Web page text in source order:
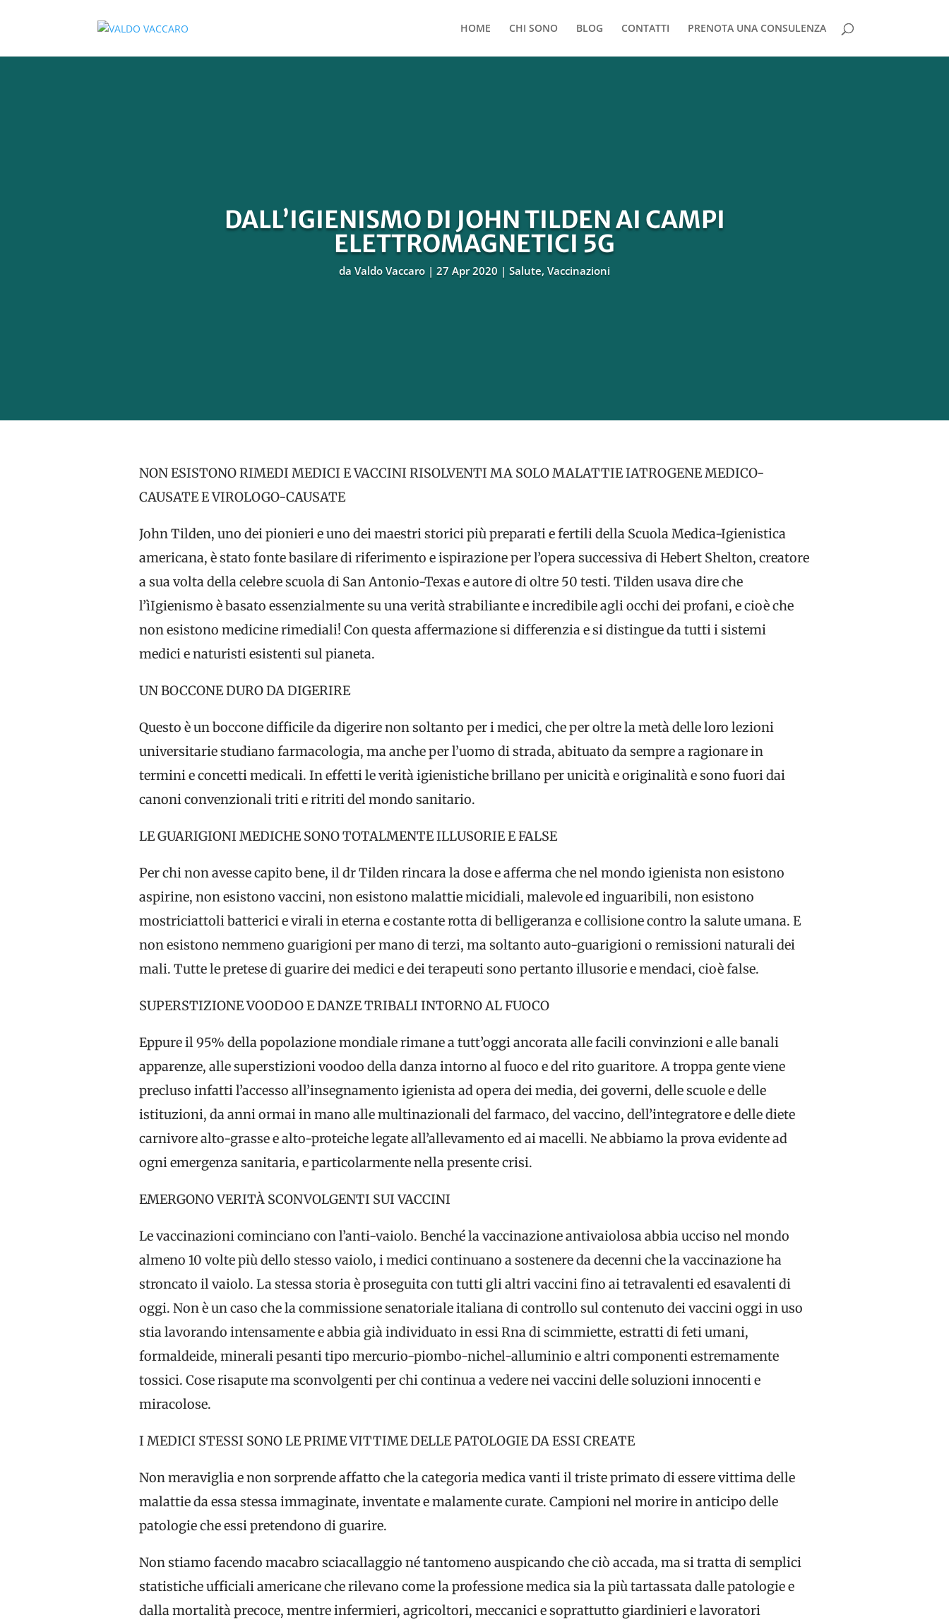
HOME CHI SONO BLOG CONTATTI PRENOTA UNA CONSULENZA
DALL’IGIENISMO DI JOHN TILDEN AI CAMPI
ELETTROMAGNETICI 5G
da Valdo Vaccaro 27 Apr 2020 Salute, Vaccinazioni
NON ESISTONO RIMEDI MEDICI E VACCINI RISOLVENTI MA SOLO MALATTIE IATROGENE MEDICO-
CAUSATE E VIROLOGO-CAUSATE
John Tilden, uno dei pionieri e uno dei maestri storici più preparati e fertili della Scuola Medica-Igienistica
americana, è stato fonte basilare di riferimento e ispirazione per l’opera successiva di Hebert Shelton, creatore
a sua volta della celebre scuola di San Antonio-Texas e autore di oltre 50 testi. Tilden usava dire che
l’ìIgienismo è basato essenzialmente su una verità strabiliante e incredibile agli occhi dei profani, e cioè che
non esistono medicine rimediali! Con questa affermazione si differenzia e si distingue da tutti i sistemi
medici e naturisti esistenti sul pianeta.
UN BOCCONE DURO DA DIGERIRE
Questo è un boccone difficile da digerire non soltanto per i medici, che per oltre la metà delle loro lezioni
universitarie studiano farmacologia, ma anche per l’uomo di strada, abituato da sempre a ragionare in
termini e concetti medicali. In effetti le verità igienistiche brillano per unicità e originalità e sono fuori dai
canoni convenzionali triti e ritriti del mondo sanitario.
LE GUARIGIONI MEDICHE SONO TOTALMENTE ILLUSORIE E FALSE
Per chi non avesse capito bene, il dr Tilden rincara la dose e afferma che nel mondo igienista non esistono
aspirine, non esistono vaccini, non esistono malattie micidiali, malevole ed inguaribili, non esistono
mostriciattoli batterici e virali in eterna e costante rotta di belligeranza e collisione contro la salute umana. E
non esistono nemmeno guarigioni per mano di terzi, ma soltanto auto-guarigioni o remissioni naturali dei
mali. Tutte le pretese di guarire dei medici e dei terapeuti sono pertanto illusorie e mendaci, cioè false.
SUPERSTIZIONE VOODOO E DANZE TRIBALI INTORNO AL FUOCO
Eppure il 95% della popolazione mondiale rimane a tutt’oggi ancorata alle facili convinzioni e alle banali
apparenze, alle superstizioni voodoo della danza intorno al fuoco e del rito guaritore. A troppa gente viene
precluso infatti l’accesso all’insegnamento igienista ad opera dei media, dei governi, delle scuole e delle
istituzioni, da anni ormai in mano alle multinazionali del farmaco, del vaccino, dell’integratore e delle diete
carnivore alto-grasse e alto-proteiche legate all’allevamento ed ai macelli. Ne abbiamo la prova evidente ad
ogni emergenza sanitaria, e particolarmente nella presente crisi.
EMERGONO VERITÀ SCONVOLGENTI SUI VACCINI
Le vaccinazioni cominciano con l’anti-vaiolo. Benché la vaccinazione antivaiolosa abbia ucciso nel mondo
almeno 10 volte più dello stesso vaiolo, i medici continuano a sostenere da decenni che la vaccinazione ha
stroncato il vaiolo. La stessa storia è proseguita con tutti gli altri vaccini fino ai tetravalenti ed esavalenti di
oggi. Non è un caso che la commissione senatoriale italiana di controllo sul contenuto dei vaccini oggi in uso
stia lavorando intensamente e abbia già individuato in essi Rna di scimmiette, estratti di feti umani,
formaldeide, minerali pesanti tipo mercurio-piombo-nichel-alluminio e altri componenti estremamente
tossici. Cose risapute ma sconvolgenti per chi continua a vedere nei vaccini delle soluzioni innocenti e
miracolose.
I MEDICI STESSI SONO LE PRIME VITTIME DELLE PATOLOGIE DA ESSI CREATE
Non meraviglia e non sorprende affatto che la categoria medica vanti il triste primato di essere vittima delle
malattie da essa stessa immaginate, inventate e malamente curate. Campioni nel morire in anticipo delle
patologie che essi pretendono di guarire.
Non stiamo facendo macabro sciacallaggio né tantomeno auspicando che ciò accada, ma si tratta di semplici
statistiche ufficiali americane che rilevano come la professione medica sia la più tartassata dalle patologie e
dalla mortalità precoce, mentre infermieri, agricoltori, meccanici e soprattutto giardinieri e lavoratori